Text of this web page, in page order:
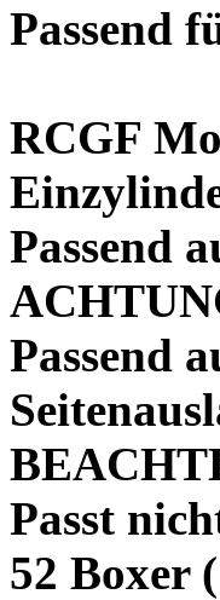
Passend
RCGF
Passend
Passend
Passt
52 Boxer